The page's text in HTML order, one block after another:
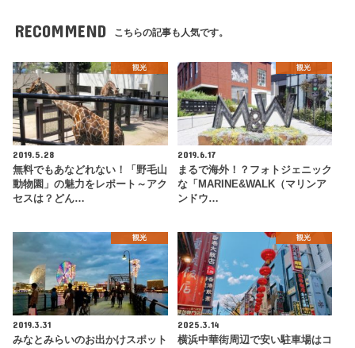
RECOMMEND こちらの記事も人気です。
観光
2019.5.28
無料でもあなどれない！「野毛山
動物園」の魅力をレポート～アク
セスは？どん…
観光
2019.6.17
まるで海外！？フォトジェニック
な「MARINE&WALK（マリンア
ンドウ…
観光
2019.3.31
みなとみらいのお出かけスポット
観光
2025.3.14
横浜中華街周辺で安い駐車場はコ